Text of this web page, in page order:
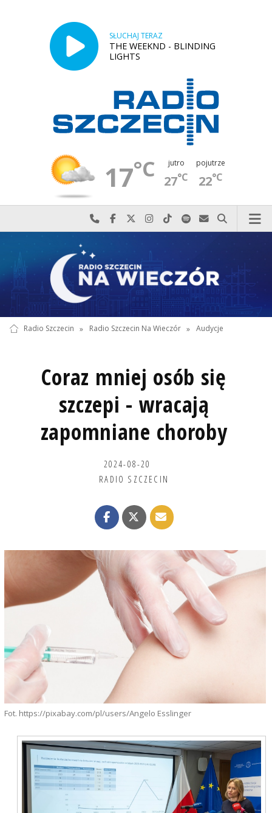
SŁUCHAJ TERAZ
THE WEEKND - BLINDING
LIGHTS
17°C jutro
27°C
pojutrze
22°C
Najlepiej po prostu do nas zadzwoń
Odwiedź nas na Facebook-u
Odwiedź nas na X
Odwiedź nas na Instagram-ie
Odwiedź nas na TikTok-u
Szukaj nas na Spotify
Wyślij do nas
Szukaj
Radio Szczecin » Radio Szczecin Na Wieczór » Audycje
Coraz mniej osób się
szczepi - wracają
zapomniane choroby
2024-08-20
RADIO SZCZECIN
Fot. https://pixabay.com/pl/users/Angelo Esslinger